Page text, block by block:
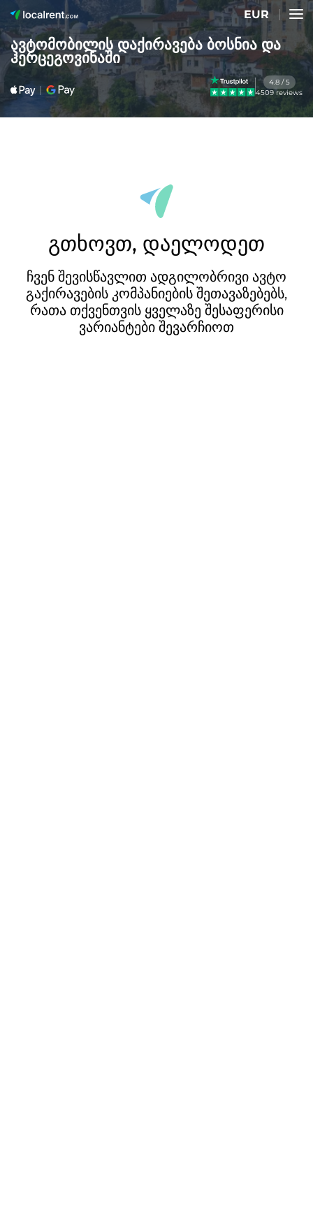
EUR
ავტომობილის დაქირავება ბოსნია და
ჰერცეგოვინაში
4.8 / 5
4509 reviews
გთხოვთ, დაელოდეთ
ჩვენ შევისწავლით ადგილობრივი ავტო
გაქირავების კომპანიების შეთავაზებებს,
რათა თქვენთვის ყველაზე შესაფერისი
ვარიანტები შევარჩიოთ